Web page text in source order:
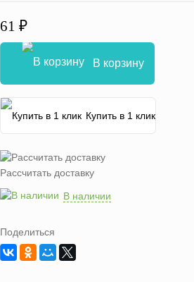
61 ₽
В корзину
Купить в 1 клик
Рассчитать доставку
В наличии
Поделиться